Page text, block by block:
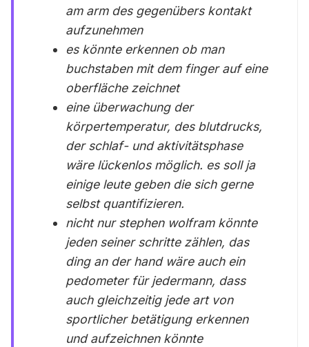
am arm des gegenübers kontakt
aufzunehmen
es könnte erkennen ob man
buchstaben mit dem finger auf eine
oberfläche zeichnet
eine überwachung der
körpertemperatur, des blutdrucks,
der schlaf- und aktivitätsphase
wäre lückenlos möglich. es soll ja
einige leute geben die sich gerne
selbst quantifizieren.
nicht nur stephen wolfram könnte
jeden seiner schritte zählen, das
ding an der hand wäre auch ein
pedometer für jedermann, dass
auch gleichzeitig jede art von
sportlicher betätigung erkennen
und aufzeichnen könnte